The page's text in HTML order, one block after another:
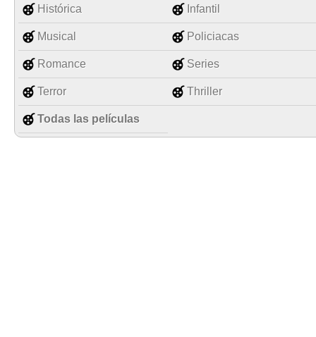
Histórica Infantil
Musical Policiacas
Romance Series
Terror Thriller
Todas las películas